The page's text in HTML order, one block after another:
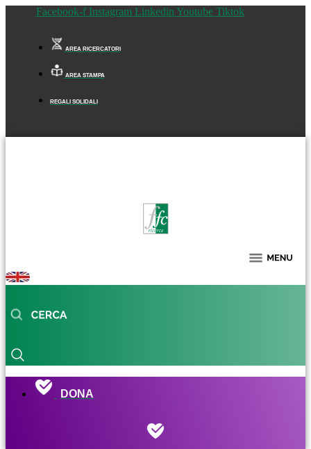
Facebook-f Instagram Linkedin Youtube Tiktok
AREA RICERCATORI
AREA STAMPA
REGALI SOLIDALI
DONA